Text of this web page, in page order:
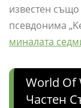
известен
псевдонима
миналата
World Of
Частен